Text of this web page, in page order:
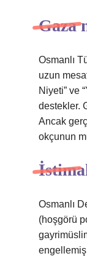
Gaza
Osmanlı
uzun
Niyeti” ve
destekler.
Ancak
okçunun
Osmanlı
(hoşgörü